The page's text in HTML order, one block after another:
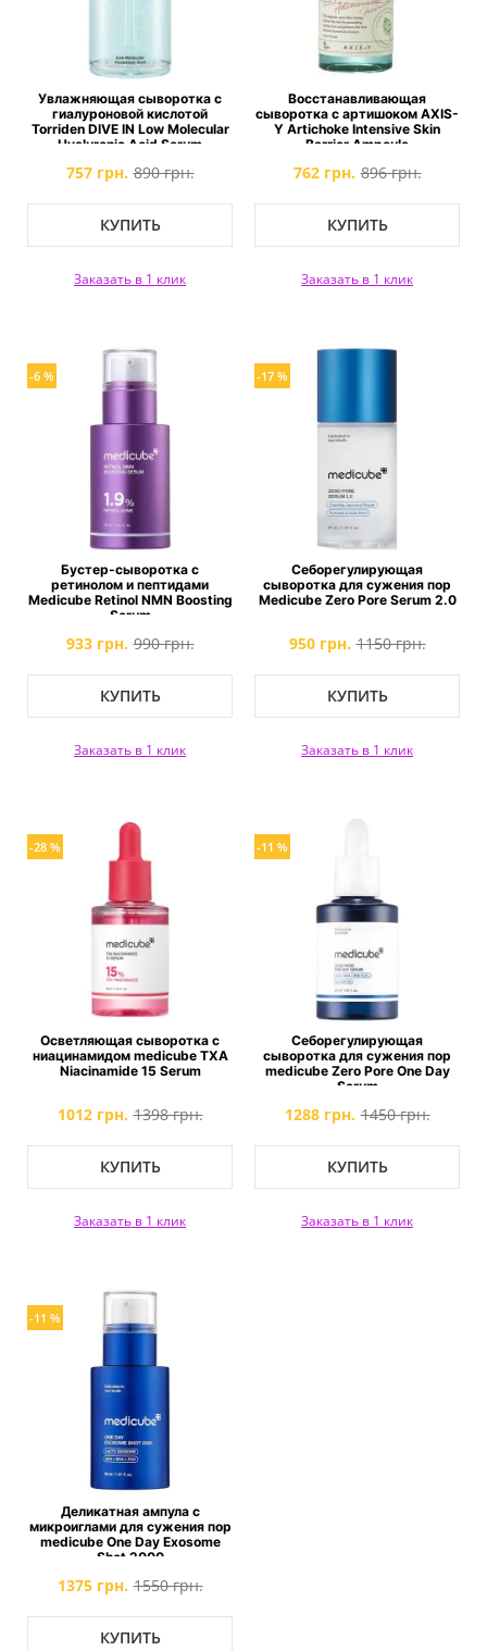
Увлажняющая сыворотка с
гиалуроновой кислотой
Torriden DIVE IN Low Molecular
Hyaluronic Acid Serum
757 грн. 890 грн.
КУПИТЬ
Заказать в 1 клик
Восстанавливающая
сыворотка с артишоком AXIS-
Y Artichoke Intensive Skin
Barrier Ampoule
762 грн. 896 грн.
КУПИТЬ
Заказать в 1 клик
-6 %
Бустер-сыворотка с
ретинолом и пептидами
Medicube Retinol NMN Boosting
Serum
933 грн. 990 грн.
КУПИТЬ
Заказать в 1 клик
-17 %
Себорегулирующая
сыворотка для сужения пор
Medicube Zero Pore Serum 2.0
950 грн. 1150 грн.
КУПИТЬ
Заказать в 1 клик
-28 %
Осветляющая сыворотка с
ниацинамидом medicube TXA
Niacinamide 15 Serum
1012 грн. 1398 грн.
КУПИТЬ
Заказать в 1 клик
-11 %
Себорегулирующая
сыворотка для сужения пор
medicube Zero Pore One Day
Serum
1288 грн. 1450 грн.
КУПИТЬ
Заказать в 1 клик
-11 %
Деликатная ампула с
микроиглами для сужения пор
medicube One Day Exosome
Shot 2000
1375 грн. 1550 грн.
КУПИТЬ